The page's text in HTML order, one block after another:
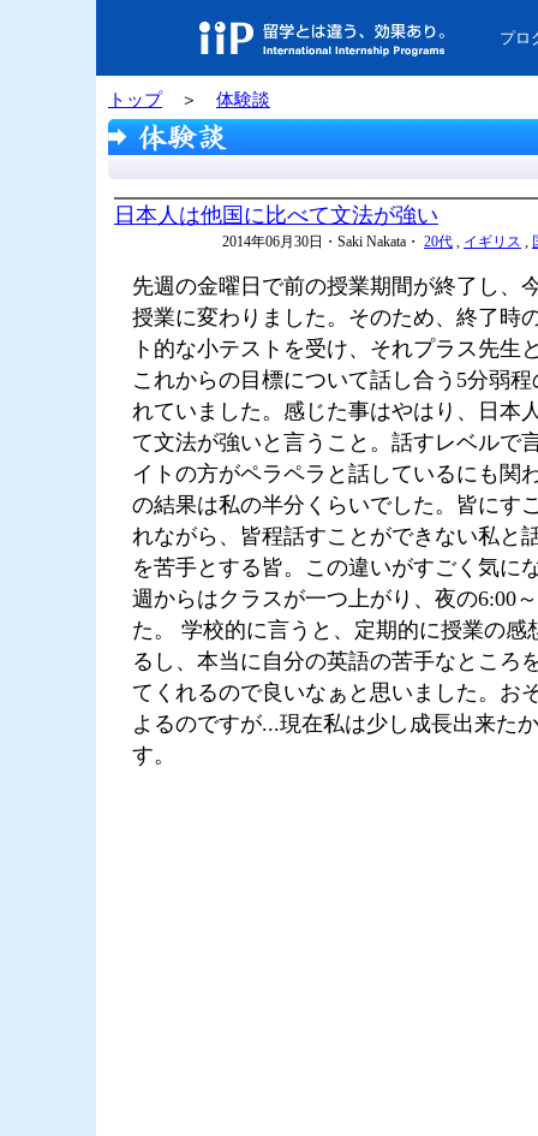
プロ
トップ＞ 体験談
日本人は他国に比べて文法が強い
2014年06月30日・Saki Nakata・ 20代 , イギリス ,
先週の金曜日で前の授業期間が終了し、
授業に変わりました。そのため、終了時
ト的な小テストを受け、それプラス先生
これからの目標について話し合う5分弱
れていました。感じた事はやはり、日本
て文法が強いと言うこと。話すレベルで
イトの方がペラペラと話しているにも関
の結果は私の半分くらいでした。皆にす
れながら、皆程話すことができない私と
を苦手とする皆。この違いがすごく気に
週からはクラスが一つ上がり、夜の6:00
た。 学校的に言うと、定期的に授業の感
るし、本当に自分の英語の苦手なところ
てくれるので良いなぁと思いました。お
よるのですが...現在私は少し成長出来た
す。